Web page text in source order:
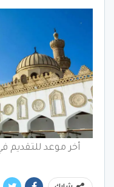
أخر موعد للتقديم في